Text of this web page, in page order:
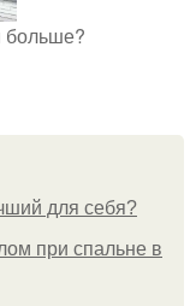
больше?
для себя?
при спальне в